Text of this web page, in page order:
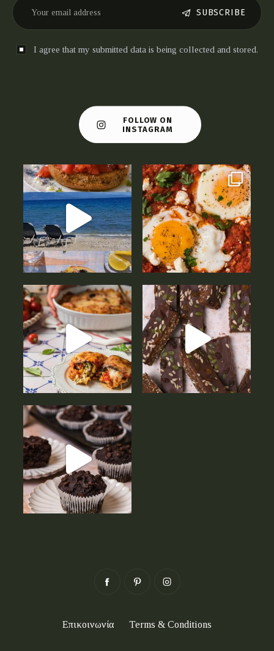
SUBSCRIBE
I agree that my submitted data is being collected and stored.
FOLLOW ON
INSTAGRAM
Επικοινωνία Terms & Conditions